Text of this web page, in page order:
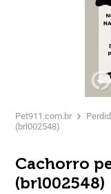
Pet911.com.br
(brl002548)
Cachorro
(brl002548)